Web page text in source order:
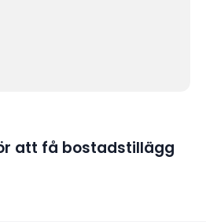
att få bostadstillägg